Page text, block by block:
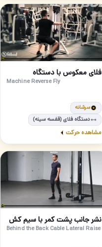
60
فلای معکوس با دستگاه
Machine Reverse Fly
سرشانه
دستگاه فلای (قفسه سینه)
مشاهده حرکت
62
نشر جانب پشت کمر با سیم کش
Behind the Back Cable Lateral Raise